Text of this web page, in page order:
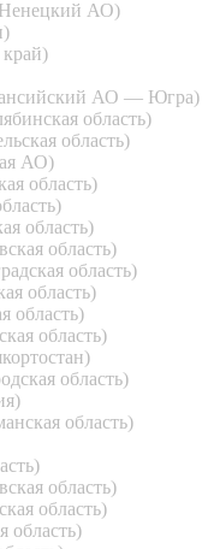
АО)
АО — Югра)
область)
область)
АО)
область)
область)
область)
область)
область)
область)
область)
область)
область)
область)
область)
область)